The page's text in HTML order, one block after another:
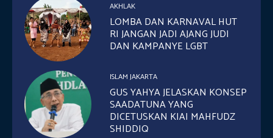
AKHLAK
LOMBA DAN KARNAVAL HUT
RI JANGAN JADI AJANG JUDI
DAN KAMPANYE LGBT
ISLAM JAKARTA
GUS YAHYA JELASKAN KONSEP
SAADATUNA YANG
DICETUSKAN KIAI MAHFUDZ
SHIDDIQ